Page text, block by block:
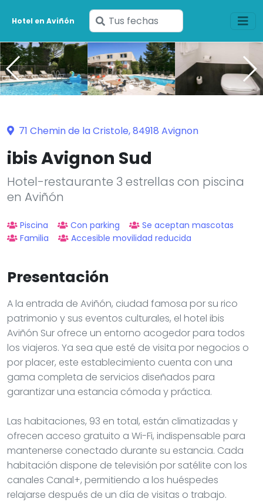
Hotel en Aviñón
Ingresa
tus
fechas
71 Chemin de la Cristole, 84918 Avignon
ibis Avignon Sud
Hotel-restaurante 3 estrellas con piscina
en Aviñón
Piscina Con parking
Se aceptan mascotas
Familia
Accesible movilidad reducida
Presentación
A la entrada de Aviñón, ciudad famosa por su rico
patrimonio y sus eventos culturales, el hotel ibis
Aviñón Sur ofrece un entorno acogedor para todos
los viajeros. Ya sea que esté de visita por negocios o
por placer, este establecimiento cuenta con una
gama completa de servicios diseñados para
garantizar una estancia cómoda y práctica.
Las habitaciones, 93 en total, están climatizadas y
ofrecen acceso gratuito a Wi-Fi, indispensable para
mantenerse conectado durante su estancia. Cada
habitación dispone de televisión por satélite con los
canales Canal+, permitiendo a los huéspedes
relajarse después de un día de visitas o trabajo.